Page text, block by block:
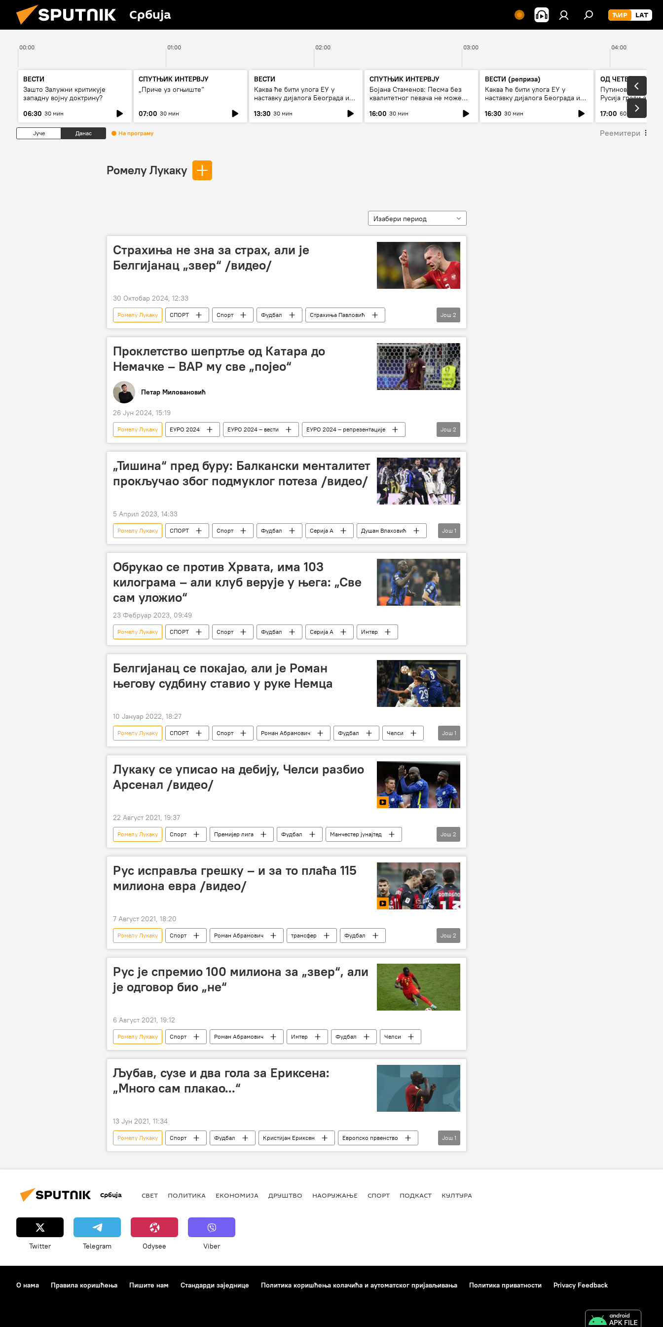
Србија
00:00 01:00 02:00 03:00 04:00
ВЕСТИ
Зашто Залужни критикује
западну војну доктрину?
06:30 30 мин
СПУТЊИК ИНТЕРВЈУ
„Приче уз огњиште“
07:00 30 мин
ВЕСТИ
Каква ће бити улога ЕУ у
наставку дијалога Београда и
13:30 30 мин
СПУТЊИК ИНТЕРВЈУ
Бојана Стаменов: Песма без
квалитетног певача не може
16:00 30 мин
ВЕСТИ (реприза)
Каква ће бити улога ЕУ у
наставку дијалога Београда и
16:30 30 мин
ОД ЧЕТВРТКА ДО
Путинов нови
Русија гради
17:00 60 мин
Јуче Данас На програму Реемитери
Ромелу Лукаку
Изабери период
Страхиња не зна за страх, али је
Белгијанац „звер“ /видео/
30 Октобар 2024, 12:33
Ромелу Лукаку СПОРТ Спорт Фудбал
Страхиња Павловић
ФК Милан
Наполи
Још 2
Проклетство шепртље од Катара до
Немачке – ВАР му све „појео“
Петар Миловановић
26 Јун 2024, 15:19
Ромелу Лукаку ЕУРО 2024 ЕУРО 2024 – вести
ЕУРО 2024 – репрезентације
Спорт
Фудбал
Још 2
„Тишина“ пред буру: Балкански менталитет
прокључао због подмуклог потеза /видео/
5 Април 2023, 14:33
Ромелу Лукаку СПОРТ Спорт Фудбал Серија А
Душан Влаховић
Филип Костић
Још 1
Обрукао се против Хрвата, има 103
килограма – али клуб верује у њега: „Све
сам уложио“
23 Фебруар 2023, 09:49
Ромелу Лукаку СПОРТ Спорт Фудбал Серија А Интер
Белгијанац се покајао, али је Роман
његову судбину ставио у руке Немца
10 Јануар 2022, 18:27
Ромелу Лукаку СПОРТ Спорт Роман Абрамович Фудбал
Челси
Томас Тухел
Још 1
Лукаку се уписао на дебију, Челси разбио
Арсенал /видео/
22 Август 2021, 19:37
Ромелу Лукаку Спорт Премијер лига Фудбал
Манчестер јунајтед
Лиге петице
Челси
Још 2
Рус исправља грешку – и за то плаћа 115
милиона евра /видео/
7 Август 2021, 18:20
Ромелу Лукаку Спорт Роман Абрамович трансфер
Фудбал
Марина Грановскаја
Челси
Још 2
Рус је спремио 100 милиона за „звер“, али
је одговор био „не“
6 Август 2021, 19:12
Ромелу Лукаку Спорт Роман Абрамович Интер Фудбал Челси
Љубав, сузе и два гола за Ериксена:
„Много сам плакао...“
13 Јун 2021, 11:34
Ромелу Лукаку Спорт Фудбал Кристијан Ериксен
Европско првенство
Европско првенство у фудбалу 2020
Још 1
Србија СВЕТ ПОЛИТИКА ЕКОНОМИЈА ДРУШТВО НАОРУЖАЊЕ СПОРТ ПОДКАСТ КУЛТУРА
Twitter Telegram Odysee Viber
О нама Правила коришћења Пишите нам Стандарди заједнице Политика коришћења колачића и аутоматског пријављивања Политика приватности Privacy Feedback